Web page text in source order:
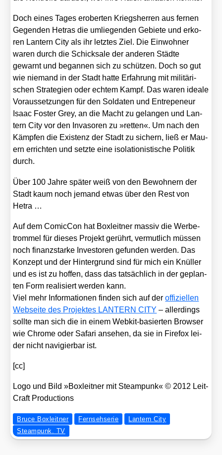
Doch eines Tages erober­ten Kriegs­her­ren aus fer­nen
Gegen­den Hetras die umlie­gen­den Gebie­te und erko­
ren Lan­tern City als ihr letz­tes Ziel. Die Ein­woh­ner
waren durch die Schick­sa­le der ande­ren Städ­te
gewarnt und began­nen sich zu schüt­zen. Doch so gut
wie nie­mand in der Stadt hat­te Erfah­rung mit mili­tä­ri­
schen Stra­te­gien oder ech­tem Kampf. Das waren idea­le
Vor­aus­set­zun­gen für den Sol­da­ten und Entr­epe­neur
Isaac Fos­ter Grey, an die Macht zu gelan­gen und Lan­
tern City vor den Inva­so­ren zu »ret­ten«. Um nach den
Kämp­fen die Exis­tenz der Stadt zu sichern, ließ er Mau­
ern errich­ten und setz­te eine iso­la­tio­nis­ti­sche Poli­tik
durch.
Über 100 Jah­re spä­ter weiß von den Bewoh­nern der
Stadt kaum noch jemand etwas über den Rest von
Hetra …
Auf dem Comic­Con hat Box­leit­ner mas­siv die Wer­be­
trom­mel für die­ses Pro­jekt gerührt, ver­mut­lich müs­sen
noch finanz­star­ke Inves­to­ren gefun­den wer­den. Das
Kon­zept und der Hin­ter­grund sind für mich ein Knül­ler
und es ist zu hof­fen, dass das tat­säch­lich in der geplan­
ten Form rea­li­siert wer­den kann.
Viel mehr Infor­ma­tio­nen fin­den sich auf deroffi­zi­el­len
Web­sei­te des Pro­jek­tes LANTERN CITY – aller­dings
soll­te man sich die in einem Web­kit-basier­ten Brow­ser
wie Chro­me oder Safa­ri anse­hen, da sie in Fire­fox lei­
der nicht navi­gier­bar ist.
[cc]
Logo und Bild »Box­leit­ner mit Steam­punk« © 2012 Leit­
Craft Pro­duc­tions
Bruce Boxleitner Fernsehserie
Lantern City
Steampunk. TV